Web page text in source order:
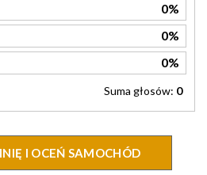
0%
0%
0%
Suma głosów: 0
I OCEŃ SAMOCHÓD